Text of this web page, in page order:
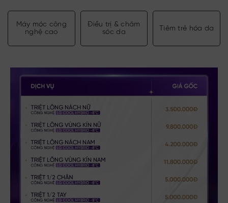
Máy móc công
nghệ cao
Điều trị & chăm
sóc da
Tiêm trẻ hóa da